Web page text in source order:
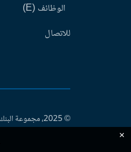
الوظائف (E)
للاتصال
© 2025، مجموعة البنك الدولي جميع الحقوق محفوظة.
×